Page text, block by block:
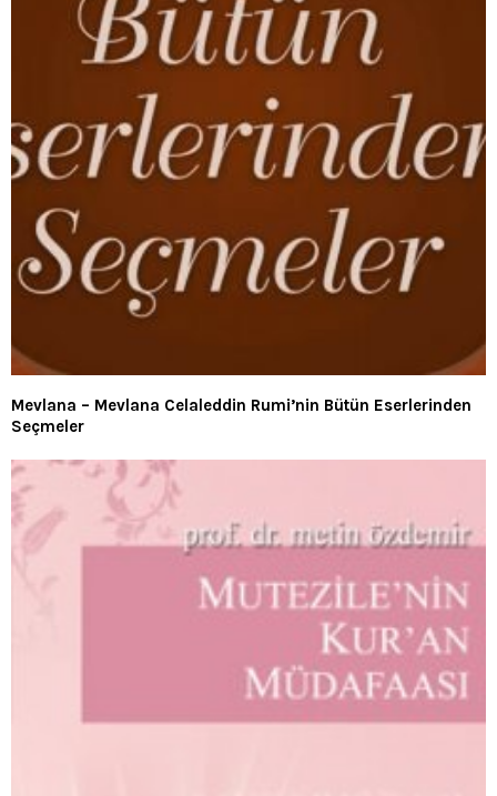
Mevlana – Mevlana Celaleddin Rumi’nin Bütün Eserlerinden
Seçmeler